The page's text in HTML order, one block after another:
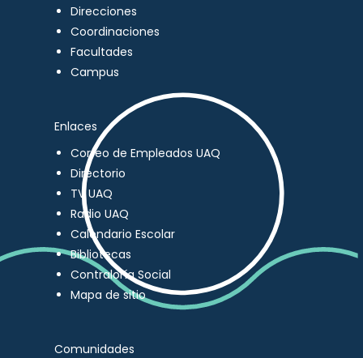
Direcciones
Coordinaciones
Facultades
Campus
Enlaces
Correo de Empleados UAQ
Directorio
TV UAQ
Radio UAQ
Calendario Escolar
Bibliotecas
Contraloría Social
Mapa de sitio
Comunidades